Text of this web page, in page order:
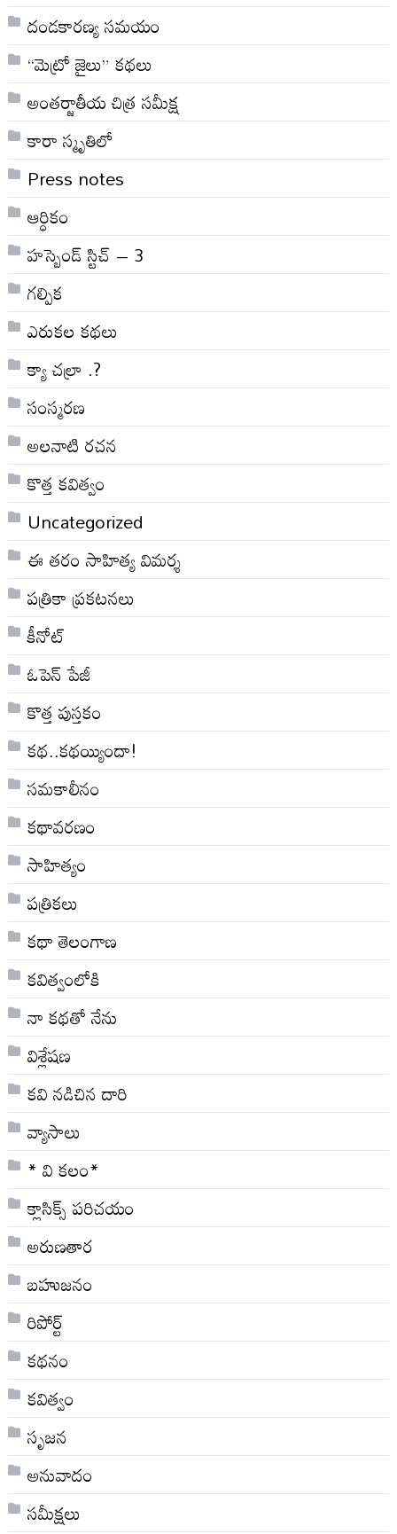
దండకారణ్య సమయం
“మెట్రో జైలు” కథలు
అంతర్జాతీయ చిత్ర సమీక్ష
కారా స్మృతిలో
Press notes
ఆర్ధికం
హస్బెండ్ స్టిచ్ – 3
గల్పిక
ఎరుకల కథలు
క్యా చల్రా .?
సంస్మరణ
అలనాటి రచన
కొత్త కవిత్వం
Uncategorized
ఈ తరం సాహిత్య విమర్శ
పత్రికా ప్రకటనలు
కీనోట్
ఓపెన్ పేజీ
కొత్త పుస్తకం
కథ..కథయ్యిందా!
సమకాలీనం
కథావరణం
సాహిత్యం
పత్రికలు
కథా తెలంగాణ
కవిత్వంలోకి
నా క‌థ‌తో నేను
విశ్లేషణ
కవి నడిచిన దారి
వ్యాసాలు
* వి క‌లం*
క్లాసిక్స్ ప‌రిచ‌యం
అరుణతార
బహుజనం
రిపోర్ట్
కథనం
కవిత్వం
సృజన
అనువాదం
సమీక్షలు